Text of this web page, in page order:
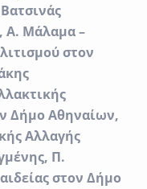
Α. Μάλαμα –
στον
Δήμο Αθηναίων,
Αλλαγής
Π.
στον Δήμο